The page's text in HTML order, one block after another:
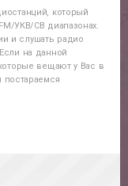
который
УКВ/СВ диапазонах.
и слушать радио
на данной
вещают у Вас в